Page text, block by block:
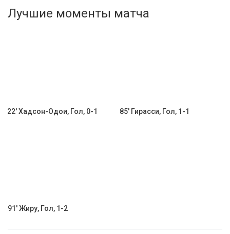
Активировать промокод
Лучшие моменты матча
22' Хадсон-Одои, Гол, 0-1 85' Гирасси, Гол, 1-1
91' Жиру, Гол, 1-2